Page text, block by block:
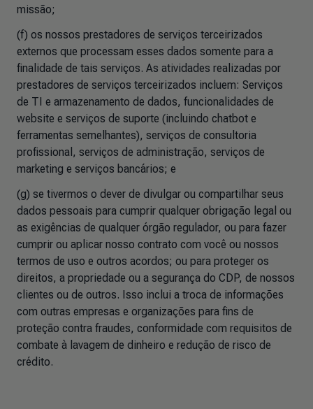
missão;
(f) os nossos prestadores de serviços terceirizados
externos que processam esses dados somente para a
finalidade de tais serviços. As atividades realizadas por
prestadores de serviços terceirizados incluem: Serviços
de TI e armazenamento de dados, funcionalidades de
website e serviços de suporte (incluindo chatbot e
ferramentas semelhantes), serviços de consultoria
profissional, serviços de administração, serviços de
marketing e serviços bancários; e
(g) se tivermos o dever de divulgar ou compartilhar seus
dados pessoais para cumprir qualquer obrigação legal ou
as exigências de qualquer órgão regulador, ou para fazer
cumprir ou aplicar nosso contrato com você ou nossos
termos de uso e outros acordos; ou para proteger os
direitos, a propriedade ou a segurança do CDP, de nossos
clientes ou de outros. Isso inclui a troca de informações
com outras empresas e organizações para fins de
proteção contra fraudes, conformidade com requisitos de
combate à lavagem de dinheiro e redução de risco de
crédito.